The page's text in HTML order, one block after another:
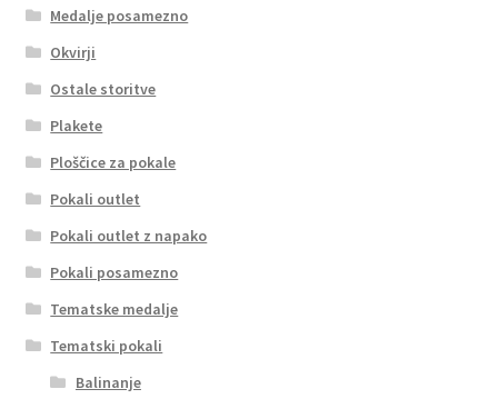
Medalje posamezno
Okvirji
Ostale storitve
Plakete
Ploščice za pokale
Pokali outlet
Pokali outlet z napako
Pokali posamezno
Tematske medalje
Tematski pokali
Balinanje